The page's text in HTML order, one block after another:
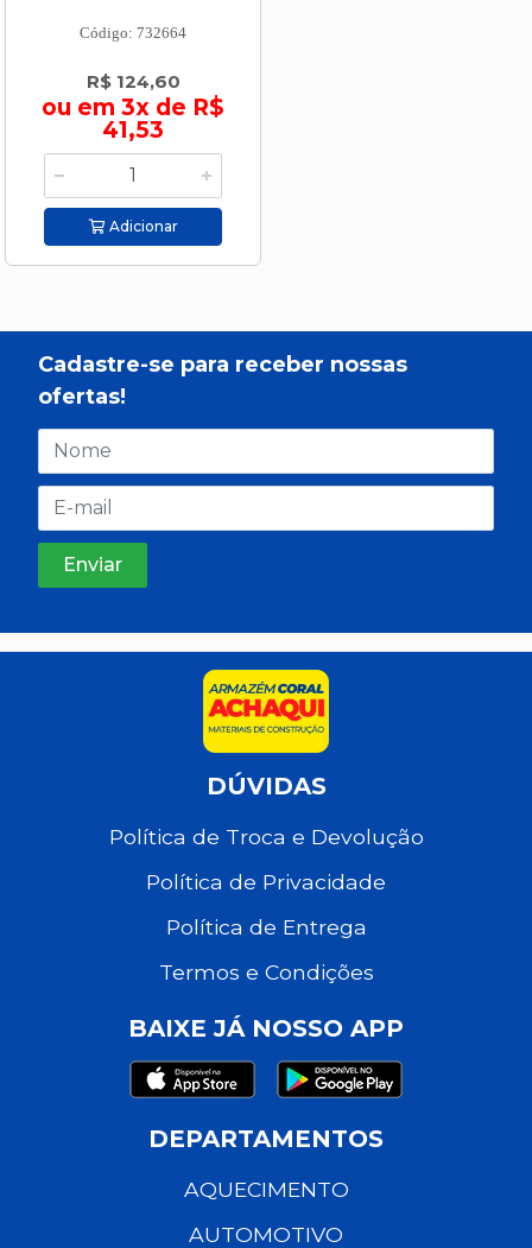
Código: 732664
R$ 124,60
ou em 3x de R$
41,53
Adicionar
Cadastre-se para receber nossas
ofertas!
DÚVIDAS
Política de Troca e Devolução
Política de Privacidade
Política de Entrega
Termos e Condições
BAIXE JÁ NOSSO APP
DEPARTAMENTOS
AQUECIMENTO
AUTOMOTIVO